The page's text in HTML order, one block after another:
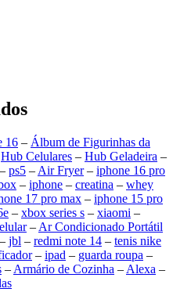
16 – Álbum de Figurinhas da
Hub Celulares – Hub Geladeira –
– ps5 – Air Fryer– iphone 16 pro
– iphone – creatina – whey
17 pro max – iphone 15 pro
– xbox series s – xiaomi –
– Ar Condicionado Portátil
– jbl – redmi note 14 – tenis nike
– ipad – guarda roupa –
– Armário de Cozinha – Alexa –